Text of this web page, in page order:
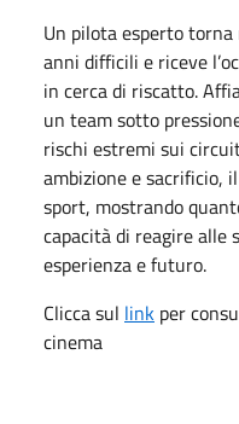
Un pilota esperto torna
anni difficili e riceve
in cerca di riscatto.
un team sotto
rischi estremi sui
ambizione e sacrificio,
sport, mostrando
capacità di reagire alle
esperienza e futuro.
Clicca sul link per
cinema